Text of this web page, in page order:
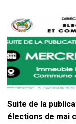
Suite de la
élections de mai